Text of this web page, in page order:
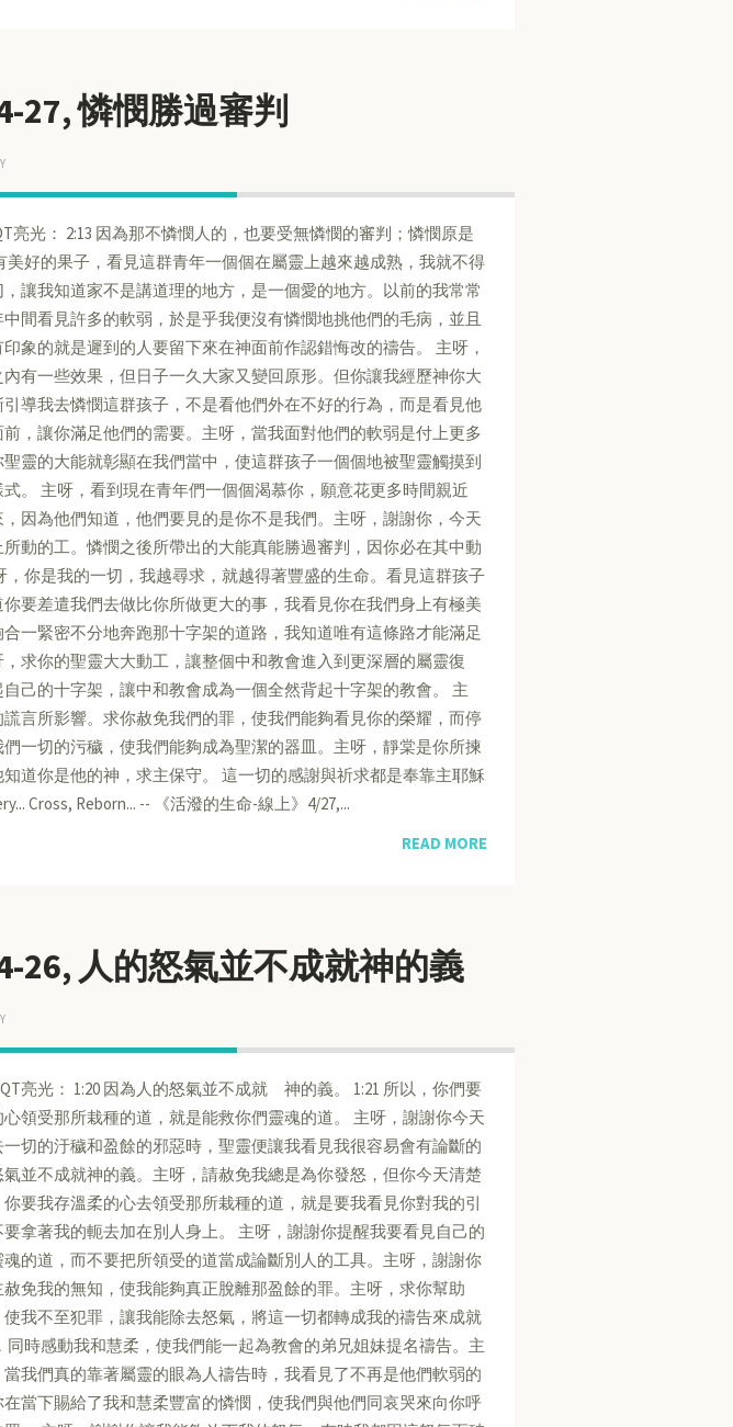
27, 憐憫勝過審判
亮光： 2:13 因為那不憐憫人的，也要受無憐憫的審判；憐憫原是
好的果子，看見這群青年一個個在屬靈上越來越成熟，我就不得
讓我知道家不是講道理的地方，是一個愛的地方。以前的我常常
間看見許多的軟弱，於是乎我便沒有憐憫地挑他們的毛病，並且
象的就是遲到的人要留下來在神面前作認錯悔改的禱告。 主呀，
有一些效果，但日子一久大家又變回原形。但你讓我經歷神你大
導我去憐憫這群孩子，不是看他們外在不好的行為，而是看見他
，讓你滿足他們的需要。主呀，當我面對他們的軟弱是付上更多
靈的大能就彰顯在我們當中，使這群孩子一個個地被聖靈觸摸到
。 主呀，看到現在青年們一個個渴慕你，願意花更多時間親近
因為他們知道，他們要見的是你不是我們。主呀，謝謝你，今天
動的工。憐憫之後所帶出的大能真能勝過審判，因你必在其中動
你是我的一切，我越尋求，就越得著豐盛的生命。看見這群孩子
要差遣我們去做比你所做更大的事，我看見你在我們身上有極美
一緊密不分地奔跑那十字架的道路，我知道唯有這條路才能滿足
求你的聖靈大大動工，讓整個中和教會進入到更深層的屬靈復
己的十字架，讓中和教會成為一個全然背起十字架的教會。 主
言所影響。求你赦免我們的罪，使我們能夠看見你的榮耀，而停
一切的污穢，使我們能夠成為聖潔的器皿。主呀，靜棠是你所揀
道你是他的神，求主保守。 這一切的感謝與祈求都是奉靠主耶穌
Cross, Reborn... -- 《活潑的生命-線上》4/27,...
READ MORE
26, 人的怒氣並不成就神的義
亮光： 1:20 因為人的怒氣並不成就 神的義。 1:21 所以，你們要
領受那所栽種的道，就是能救你們靈魂的道。 主呀，謝謝你今天
切的汙穢和盈餘的邪惡時，聖靈便讓我看見我很容易會有論斷的
並不成就神的義。主呀，請赦免我總是為你發怒，但你今天清楚
要我存溫柔的心去領受那所栽種的道，就是要我看見你對我的引
拿著我的軛去加在別人身上。 主呀，謝謝你提醒我要看見自己的
的道，而不要把所領受的道當成論斷別人的工具。主呀，謝謝你
免我的無知，使我能夠真正脫離那盈餘的罪。主呀，求你幫助
我不至犯罪，讓我能除去怒氣，將這一切都轉成我的禱告來成就
時感動我和慧柔，使我們能一起為教會的弟兄姐妹提名禱告。主
我們真的靠著屬靈的眼為人禱告時，我看見了不再是他們軟弱的
當下賜給了我和慧柔豐富的憐憫，使我們與他們同哀哭來向你呼